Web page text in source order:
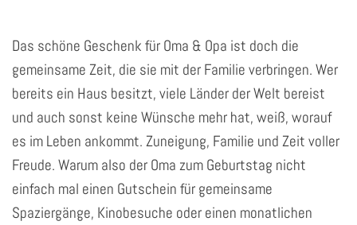
Das schöne Geschenk für Oma & Opa ist doch die
gemeinsame Zeit, die sie mit der Familie verbringen. Wer
bereits ein Haus besitzt, viele Länder der Welt bereist
und auch sonst keine Wünsche mehr hat, weiß, worauf
es im Leben ankommt. Zuneigung, Familie und Zeit voller
Freude. Warum also der Oma zum Geburtstag nicht
einfach mal einen Gutschein für gemeinsame
Spaziergänge, Kinobesuche oder einen monatlichen